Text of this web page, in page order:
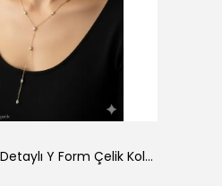
Altın Renkli Taş Detaylı Y Form Çelik Kolye